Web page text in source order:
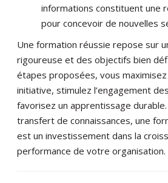
informations constituent une
pour concevoir de nouvelles
Une formation réussie repose sur
rigoureuse et des objectifs bien
étapes proposées, vous
initiative, stimulez l’engagement
favorisez un apprentissage durable.
transfert de connaissances, une
est un investissement dans la
performance de votre organisation.